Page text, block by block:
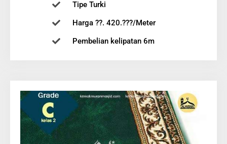
Tipe Turki
Harga ??. 420.???/Meter
Pembelian kelipatan 6m